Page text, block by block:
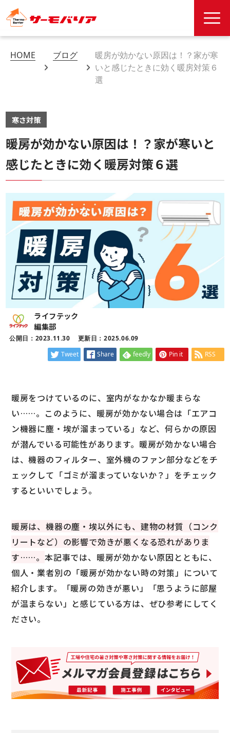
HOME ブログ
暖房が効かない原因は！？家が寒
いと感じたときに効く暖房対策６
選
寒さ対策
暖房が効かない原因は！？家が寒いと
感じたときに効く暖房対策６選
ライフテック
編集部
公開日：2023.11.30 更新日：2025.06.09
Tweet Share feedly Pin it RSS
暖房をつけているのに、室内がなかなか暖まらな
い……。このように、暖房が効かない場合は「エアコ
ン機器に塵・埃が溜まっている」など、何らかの原因
が潜んでいる可能性があります。暖房が効かない場合
は、機器のフィルター、室外機のファン部分などをチ
ェックして「ゴミが溜まっていないか？」をチェック
するといいでしょう。
暖房は、機器の塵・埃以外にも、建物の材質（コンク
リートなど）の影響で効きが悪くなる恐れがありま
す……。本記事では、暖房が効かない原因とともに、
個人・業者別の「暖房が効かない時の対策」について
紹介します。「暖房の効きが悪い」「思うように部屋
が温まらない」と感じている方は、ぜひ参考にしてく
ださい。